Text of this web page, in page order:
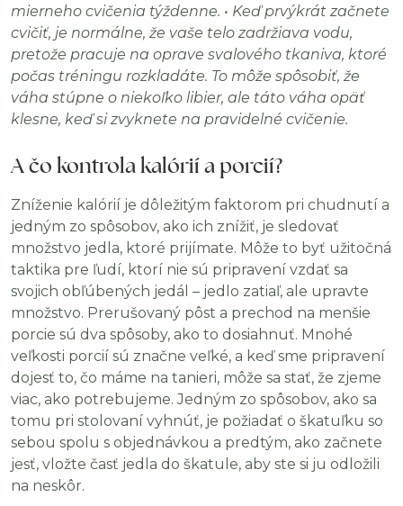
mierneho cvičenia týždenne. • Keď prvýkrát začnete
cvičiť, je normálne, že vaše telo zadržiava vodu,
pretože pracuje na oprave svalového tkaniva, ktoré
počas tréningu rozkladáte. To môže spôsobiť, že
váha stúpne o niekoľko libier, ale táto váha opäť
klesne, keď si zvyknete na pravidelné cvičenie.
A čo kontrola kalórií a porcií?
Zníženie kalórií je dôležitým faktorom pri chudnutí a
jedným zo spôsobov, ako ich znížiť, je sledovať
množstvo jedla, ktoré prijímate. Môže to byť užitočná
taktika pre ľudí, ktorí nie sú pripravení vzdať sa
svojich obľúbených jedál – jedlo zatiaľ, ale upravte
množstvo. Prerušovaný pôst a prechod na menšie
porcie sú dva spôsoby, ako to dosiahnuť. Mnohé
veľkosti porcií sú značne veľké, a keď sme pripravení
dojesť to, čo máme na tanieri, môže sa stať, že zjeme
viac, ako potrebujeme. Jedným zo spôsobov, ako sa
tomu pri stolovaní vyhnúť, je požiadať o škatuľku so
sebou spolu s objednávkou a predtým, ako začnete
jesť, vložte časť jedla do škatule, aby ste si ju odložili
na neskôr.